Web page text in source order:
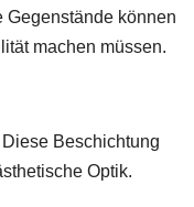
Gegenstände können
machen müssen.
Beschichtung
Optik.